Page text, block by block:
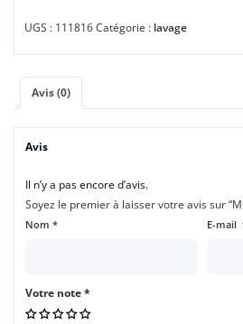
UGS : 111816Catégorie : lavage
Avis (0)
Avis
Il n’y a pas encore d’avis.
Soyez le premier à laisser votre avis sur
Nom * E-mail
Votre note*